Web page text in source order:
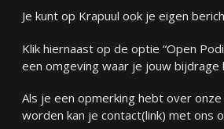
Je kunt op Krapuul ook je eigen
Klik hiernaast op de optie “Open
een omgeving waar je jouw bijdrage
Als je een opmerking hebt over
worden kan je contact(link) met ons